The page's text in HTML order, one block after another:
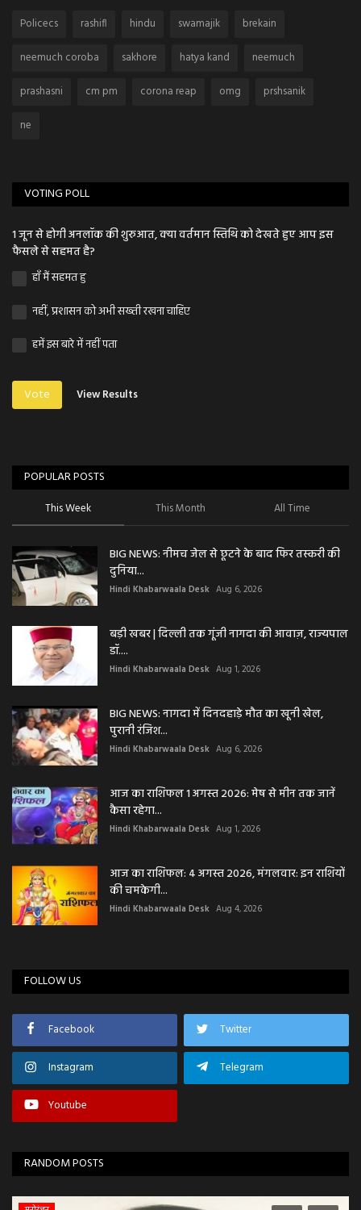
Policecs rashifl hindu swamajik
brekain
neemuch coroba
sakhore hatya kand
neemuch
prashasni
cm pm corona reap omg
prshsanik
ne
VOTING POLL
1 जून से होगी अनलॉक की शुरुआत, क्या वर्तमान स्तिथि को देखते हुए आप इस
फैसले से सहमत है?
हाँ मैं सहमत हु
नहीं, प्रशासन को अभी सख्ती रखना चाहिए
हमें इस बारे में नहीं पता
Vote View Results
POPULAR POSTS
This Week This Month All Time
BIG NEWS: नीमच जेल से छूटने के बाद फिर तस्करी की
दुनिया...
Hindi Khabarwaala Desk Aug 6, 2026
बड़ी खबर | दिल्ली तक गूंजी नागदा की आवाज़, राज्यपाल
डॉ....
Hindi Khabarwaala Desk Aug 1, 2026
BIG NEWS: नागदा में दिनदहाड़े मौत का खूनी खेल,
पुरानी रंजिश...
Hindi Khabarwaala Desk Aug 6, 2026
आज का राशिफल 1 अगस्त 2026: मेष से मीन तक जानें
कैसा रहेगा...
Hindi Khabarwaala Desk Aug 1, 2026
आज का राशिफल: 4 अगस्त 2026, मंगलवार: इन राशियों
की चमकेगी...
Hindi Khabarwaala Desk Aug 4, 2026
FOLLOW US
Facebook Twitter
Instagram Telegram
Youtube
RANDOM POSTS